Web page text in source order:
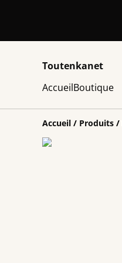
Toutenkanet
AccueilBoutique
Accueil / Produits /